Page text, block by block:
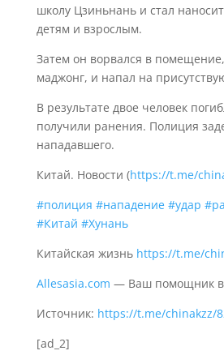
школу Цзиньнань и стал
детям и взрослым.
Затем он ворвался в
маджонг, и напал на
В результате двое человек
получили ранения. Полиция
нападавшего.
Китай. Новости (https://t.me/
#полиция #нападение #удар
#Китай #Хунань
Китайская жизнь https://t.me/
Allesasia.com — Ваш помощник в
Источник: https://t.me/chinakzz/
[ad_2]